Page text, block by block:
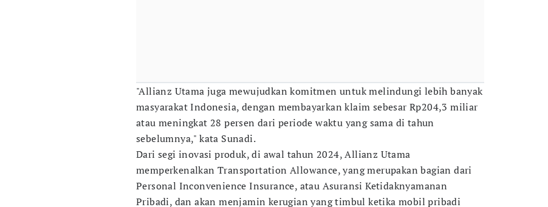
"Allianz Utama juga mewujudkan komitmen untuk melindungi lebih banyak
masyarakat Indonesia, dengan membayarkan klaim sebesar Rp204,3 miliar
atau meningkat 28 persen dari periode waktu yang sama di tahun
sebelumnya," kata Sunadi.
Dari segi inovasi produk, di awal tahun 2024, Allianz Utama
memperkenalkan Transportation Allowance, yang merupakan bagian dari
Personal Inconvenience Insurance, atau Asuransi Ketidaknyamanan
Pribadi, dan akan menjamin kerugian yang timbul ketika mobil pribadi